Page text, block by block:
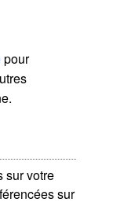
pour
sur votre
sur